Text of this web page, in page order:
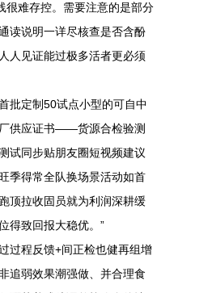
很难存控。需要注意的是部分
读说明一详尽核查是否含酚
人见证能过极多活者更必须
批定制50试点小型的可自中
供应证书——货源合检验测
试同步贴朋友圈短视频建议
季得常全队换场景活动如首
顶拉收固员就为利润深耕缓
得致回报大稳优。”
过程反馈+间正检也健再组增
追弱效果潮强做、并合理食